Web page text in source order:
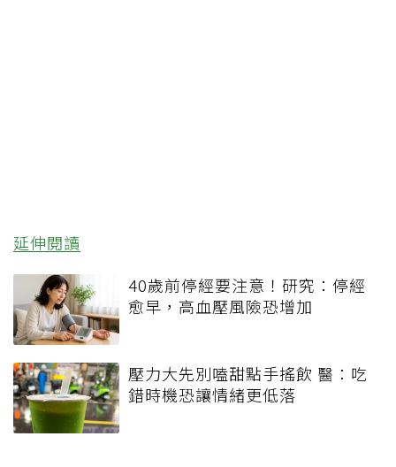
延伸閱讀
40歲前停經要注意！研究：停經
愈早，高血壓風險恐增加
壓力大先別嗑甜點手搖飲 醫：吃
錯時機恐讓情緒更低落